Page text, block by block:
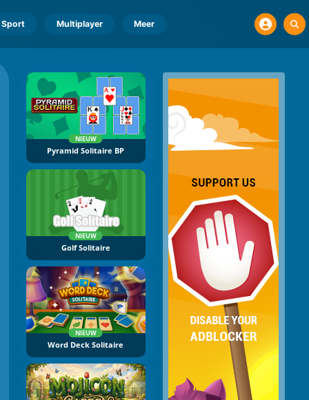
Sport Multiplayer Meer
NIEUW
Pyramid Solitaire BP
NIEUW
Golf Solitaire
NIEUW
Word Deck Solitaire